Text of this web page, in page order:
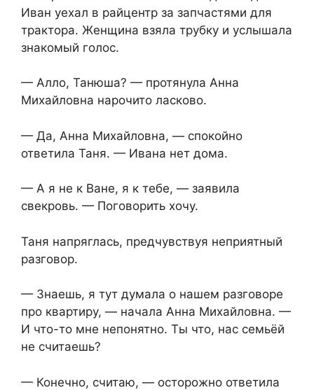
Иван уехал в райцентр за запчастями для
трактора. Женщина взяла трубку и услышала
знакомый голос.
— Алло, Танюша? — протянула Анна
Михайловна нарочито ласково.
— Да, Анна Михайловна, — спокойно
ответила Таня. — Ивана нет дома.
— А я не к Ване, я к тебе, — заявила
свекровь. — Поговорить хочу.
Таня напряглась, предчувствуя неприятный
разговор.
— Знаешь, я тут думала о нашем разговоре
про квартиру, — начала Анна Михайловна. —
И что-то мне непонятно. Ты что, нас семьёй
не считаешь?
— Конечно, считаю, — осторожно ответила